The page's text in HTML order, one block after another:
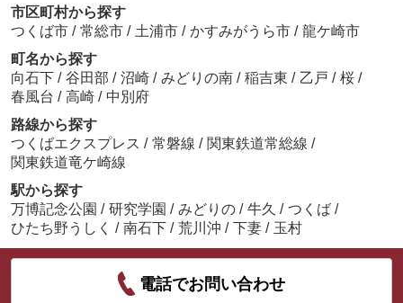
市区町村から探す
つくば市 / 常総市 / 土浦市 / かすみがうら市 / 龍ケ崎市
町名から探す
向石下 / 谷田部 / 沼崎 / みどりの南 / 稲吉東 / 乙戸 / 桜 /
春風台 / 高崎 / 中別府
路線から探す
つくばエクスプレス / 常磐線 / 関東鉄道常総線 /
関東鉄道竜ケ崎線
駅から探す
万博記念公園 / 研究学園 / みどりの / 牛久 / つくば /
ひたち野うしく / 南石下 / 荒川沖 / 下妻 / 玉村
電話でお問い合わせ